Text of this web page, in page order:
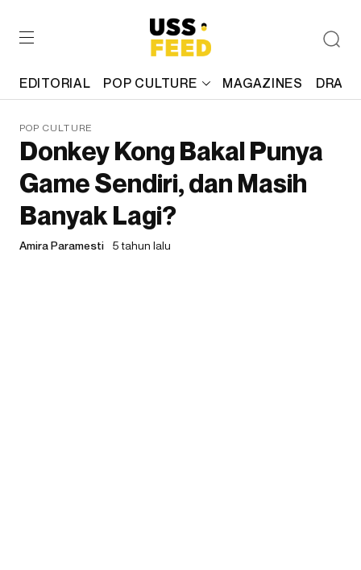
EDITORIAL POP CULTURE MAGAZINES
POP CULTURE
Donkey Kong Bakal Punya
Game Sendiri, dan Masih
Banyak Lagi?
Amira Paramesti 5 tahun lalu